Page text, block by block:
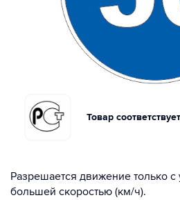
Товар
Разрешается движение только с
большей скоростью (км/ч).